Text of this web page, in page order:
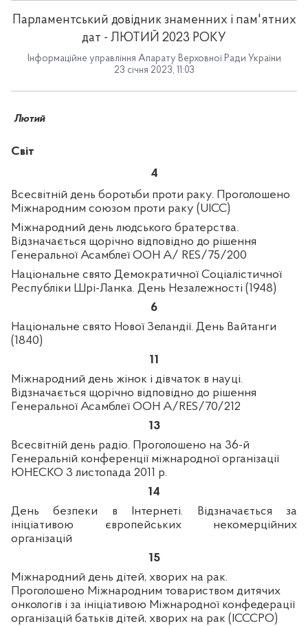
Парламентський довідник знаменних і пам'ятних
дат - ЛЮТИЙ 2023 РОКУ
Інформаційне управління Апарату Верховної Ради України
23 січня 2023, 11:03
Лютий
Світ
4
Всесвітній день боротьби проти раку. Проголошено
Міжнародним союзом проти раку (UICC)
Міжнародний день людського братерства.
Відзначається щорічно відповідно до рішення
Генеральної Асамблеї ООН A/ RES/75/200
Національне свято Демократичної Соціалістичної
Республіки Шрі-Ланка. День Незалежності (1948)
6
Національне свято Нової Зеландії. День Вайтанги
(1840)
11
Міжнародний день жінок і дівчаток в науці.
Відзначається щорічно відповідно до рішення
Генеральної Асамблеї ООН A/ RES/70/212
13
Всесвітній день радіо. Проголошено на 36-й
Генеральній конференції міжнародної організації
ЮНЕСКО 3 листопада 2011 р.
14
День безпеки в Інтернеті. Відзначається за
ініціативою європейських некомерційних
організацій
15
Міжнародний день дітей, хворих на рак.
Проголошено Міжнародним товариством дитячих
онкологів і за ініціативою Міжнародної конфедерації
організацій батьків дітей, хворих на рак (ICCCPO)